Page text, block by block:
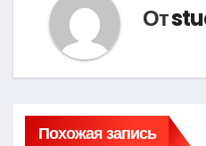
От
Похожая запись